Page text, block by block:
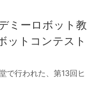
ミーロボット教
ットコンテスト
で行われた、第13回ヒ